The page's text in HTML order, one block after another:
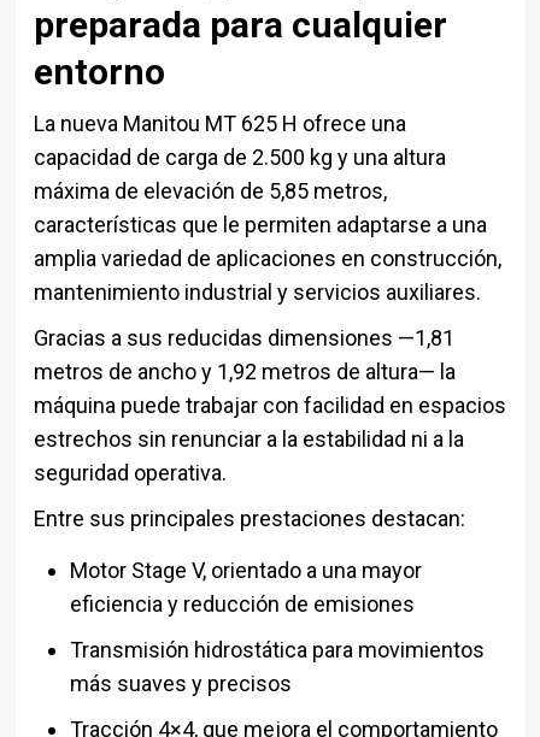
preparada para cualquier
entorno
La nueva Manitou MT 625 H ofrece una
capacidad de carga de 2.500 kg y una altura
máxima de elevación de 5,85 metros,
características que le permiten adaptarse a una
amplia variedad de aplicaciones en construcción,
mantenimiento industrial y servicios auxiliares.
Gracias a sus reducidas dimensiones —1,81
metros de ancho y 1,92 metros de altura— la
máquina puede trabajar con facilidad en espacios
estrechos sin renunciar a la estabilidad ni a la
seguridad operativa.
Entre sus principales prestaciones destacan:
Motor Stage V, orientado a una mayor
eficiencia y reducción de emisiones
Transmisión hidrostática para movimientos
más suaves y precisos
Tracción 4×4, que mejora el comportamiento